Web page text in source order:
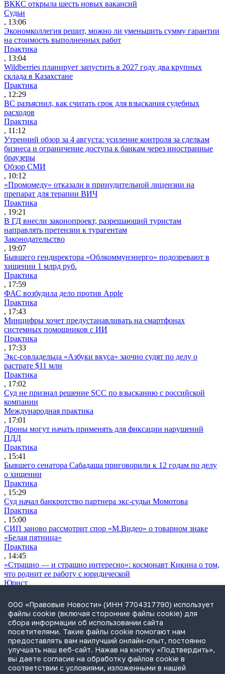
ВККС открыла шесть новых вакансий
Судьи
, 13:06
Экономколлегия решит, можно ли уменьшить сумму гарантии
на стоимость выполненных работ
Практика
, 13:04
Wildberries планирует запустить в 2027 году два крупных
склада в Казахстане
Практика
, 12:29
ВС разъяснил, как считать срок для взыскания судебных
расходов
Практика
, 11:12
Утренний обзор за 4 августа: усиление контроля за сделкам
бизнеса и ограничение доступа к банкам через иностранные
браузеры
Обзор СМИ
, 10:12
«Промомеду» отказали в принудительной лицензии на
препарат для терапии ВИЧ
Практика
, 19:21
В ГД внесли законопроект, разрешающий туристам
направлять претензии к турагентам
Законодательство
, 19:07
Бывшего гендиректора «Облкоммунэнерго» подозревают в
хищении 1 млрд руб.
Практика
, 17:59
ФАС возбудила дело против Apple
Практика
, 17:43
Минцифры хочет предустанавливать на смартфонах
системных помощников с ИИ
Практика
, 17:33
Экс-совладельца «Азбуки вкуса» заочно судят по делу о
растрате $11 млн
Практика
, 17:02
Суд не признал решение SCC по взысканию с российской
компании
Международная практика
, 17:01
Дроны могут начать применять для фиксации нарушений
ПДД
Практика
, 15:41
Бывшего сенатора Сабадаша приговорили к 12 годам по делу
о хищении
Практика
, 15:29
Суд начал банкротство партнера экс-судьи Момотова
Практика
, 15:00
СИП заново рассмотрит спор «М.Видео» о товарном знаке
«Белая пятница»
Практика
, 14:45
«Страшно — и страшно интересно»: космонавт Кикина о том,
что роднит ее работу с юридической
Юрист
Экс-акционер взыскивает 2 млрд руб. убытков из-за размытой
доли
Практика
, 14:23
Минюст США поддержал доводы России в споре с Yukos
Capital
Международная практика
, 14:06
ООО «Правовые Новости» (ИНН 7704317790) использует
файлы cookie (включая сторонние файлы cookie) для
сбора информации об использовании сайта
посетителями. Такие файлы cookie помогают нам
предоставлять вам наилучший онлайн-опыт, постоянно
улучшать наш веб-сайт. Нажав на кнопку «Подтвердить»,
вы даете согласие на обработку файлов cookie в
соответствии с условиями, изложенными в нашей